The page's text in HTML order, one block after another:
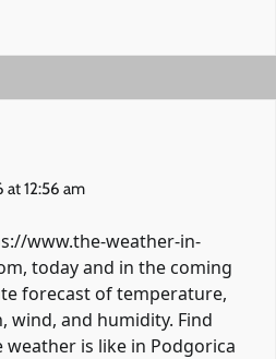
at 12:56 am
www.the-weather-in-
, today and in the coming
forecast of temperature,
wind, and humidity. Find
is like in Podgorica